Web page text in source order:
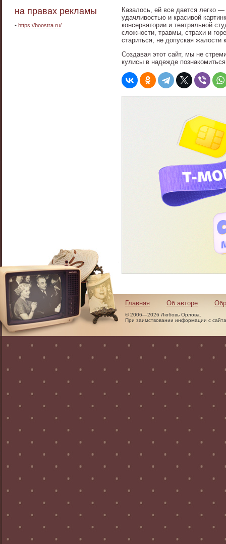
на правах рекламы
• https://boostra.ru/
Казалось, ей все дается легко
удачливостью и красивой
консерватории и театральной
сложности, травмы, страхи и
стариться, не допуская жалости
Создавая этот сайт, мы не
кулисы в надежде
Главная Об авторе
© 2006—2026 Любовь Орлова.
При заимствовании информации с